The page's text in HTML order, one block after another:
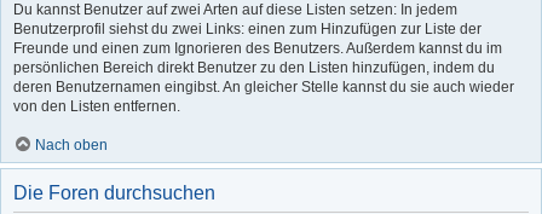
Du kannst Benutzer auf zwei Arten auf diese Listen setzen: In jedem
Benutzerprofil siehst du zwei Links: einen zum Hinzufügen zur Liste der
Freunde und einen zum Ignorieren des Benutzers. Außerdem kannst du im
persönlichen Bereich direkt Benutzer zu den Listen hinzufügen, indem du
deren Benutzernamen eingibst. An gleicher Stelle kannst du sie auch wieder
von den Listen entfernen.
Nach oben
Die Foren durchsuchen